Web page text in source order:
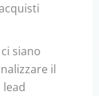
siano
il
lead